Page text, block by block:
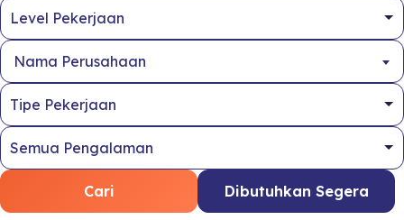
Nama Perusahaan
Cari Dibutuhkan Segera